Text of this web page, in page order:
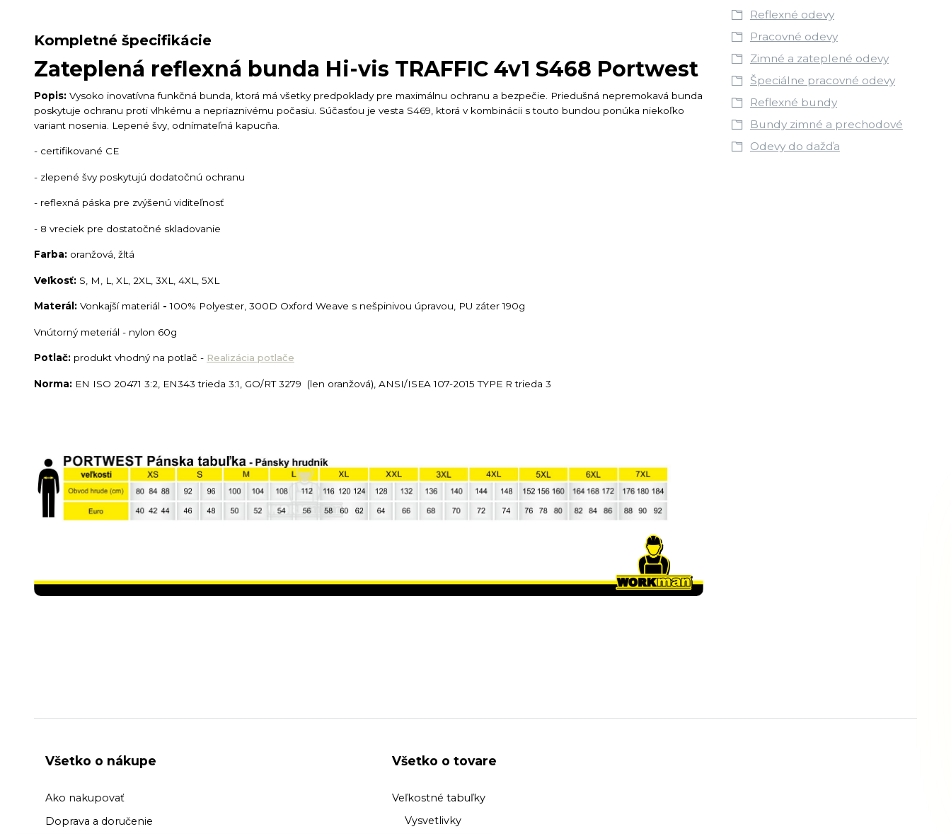
Kompletné špecifikácie
Zateplená reflexná bunda Hi-vis TRAFFIC 4v1 S468 Portwest
Popis: Vysoko inovatívna funkčná bunda, ktorá má všetky predpoklady pre maximálnu ochranu a bezpečie. Priedušná nepremokavá bunda
poskytuje ochranu proti vlhkému a nepriaznivému počasiu. Súčasťou je vesta S469, ktorá v kombinácii s touto bundou ponúka niekoľko
variant nosenia. Lepené švy, odnímateľná kapucňa.
- certifikované CE
- zlepené švy poskytujú dodatočnú ochranu
- reflexná páska pre zvýšenú viditeľnosť
- 8 vreciek pre dostatočné skladovanie
Farba: oranžová, žltá
Veľkosť: S, M, L, XL, 2XL, 3XL, 4XL, 5XL
Materál: Vonkajší materiál -100% Polyester, 300D Oxford Weave s nešpinivou úpravou, PU záter 190g
Vnútorný meteriál - nylon 60g
Potlač: produkt vhodný na potlač - Realizácia potlače
Norma: EN ISO 20471 3:2, EN343 trieda 3:1, GO/RT 3279 (len oranžová), ANSI/ISEA 107-2015 TYPE R trieda 3
Reflexné odevy
Pracovné odevy
Zimné a zateplené odevy
Špeciálne pracovné odevy
Reflexné bundy
Bundy zimné a prechodové
Odevy do dažďa
Všetko o nákupe
Ako nakupovať
Doprava a doručenie
Všetko o tovare
Veľkostné tabuľky
Vysvetlivky